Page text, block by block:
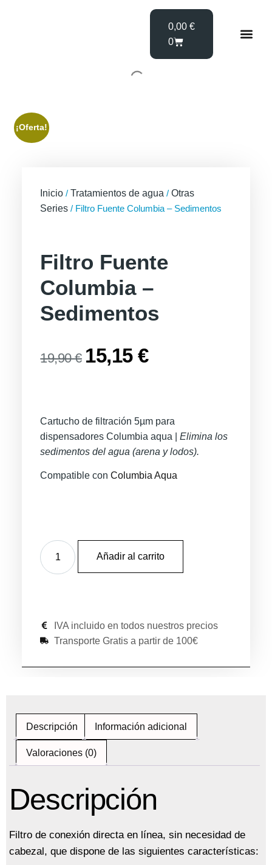
0,00 €
0
¡Oferta!
Inicio /Tratamientos de agua /Otras
Series / Filtro Fuente Columbia – Sedimentos
Filtro Fuente
Columbia –
Sedimentos
19,90€ 15,15€
Cartucho de filtración 5µm para
dispensadores Columbia aqua |Elimina los
sedimentos del agua (arena y lodos).
Compatible conColumbia Aqua
Añadir al carrito
IVA incluido en todos nuestros precios
Transporte Gratis a partir de 100€
Descripción Información adicional
Valoraciones (0)
Descripción
Filtro de conexión directa en línea, sin necesidad de
cabezal, que dispone de las siguientes características: